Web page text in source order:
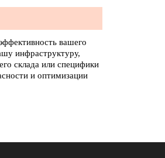
вашего
инфраструктуру,
склада или специфики
и оптимизации